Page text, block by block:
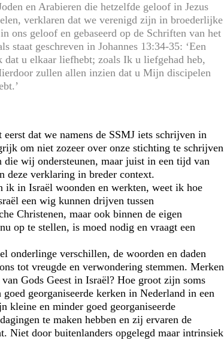
en Arabieren die hetzelfde geloof in Jezus
verklaren dat we verenigd zijn in broederlijke
ons geloof en gebaseerd op de Schriften van het
staat geschreven in Johannes 13:34-35: ‘Een
u elkaar liefhebt; zoals Ik u liefgehad heb,
zullen allen inzien dat u Mijn discipelen
dat we namens de SSMJ iets schrijven in
om niet zozeer over onze stichting te schrijven
die wij ondersteunen, maar juist in een tijd van
deze verklaring in breder context.
in Israël woonden en werkten, weet ik hoe
een wig kunnen drijven tussen
Christenen, maar ook binnen de eigen
op te stellen, is moed nodig en vraagt een
onderlinge verschillen, de woorden en daden
tot vreugde en verwondering stemmen. Merken
Gods Geest in Israël? Hoe groot zijn soms
georganiseerde kerken in Nederland in een
kleine en minder goed georganiseerde
te maken hebben en zij ervaren de
Niet door buitenlanders opgelegd maar intrinsiek